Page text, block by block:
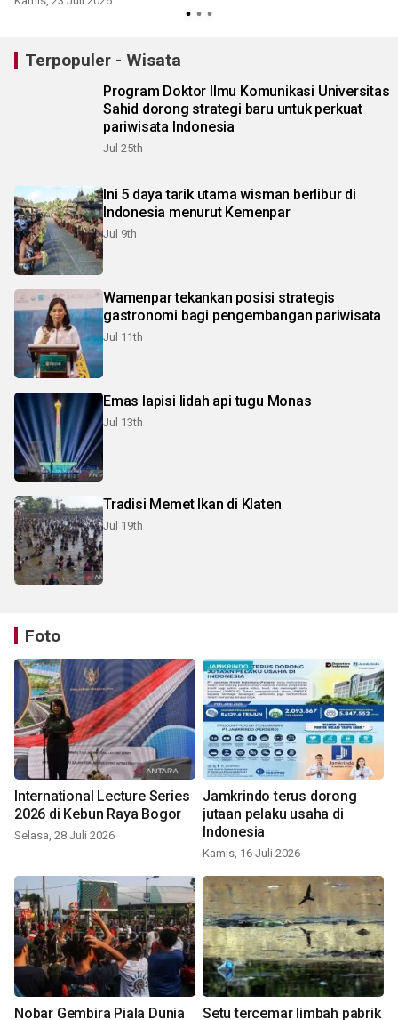
Terpopuler - Wisata
Program Doktor Ilmu Komunikasi Universitas
Sahid dorong strategi baru untuk perkuat
pariwisata Indonesia
Jul 25th
Ini 5 daya tarik utama wisman berlibur di
Indonesia menurut Kemenpar
Jul 9th
Wamenpar tekankan posisi strategis
gastronomi bagi pengembangan pariwisata
Jul 11th
Emas lapisi lidah api tugu Monas
Jul 13th
Tradisi Memet Ikan di Klaten
Jul 19th
Foto
International Lecture Series
2026 di Kebun Raya Bogor
Selasa, 28 Juli 2026
Jamkrindo terus dorong
jutaan pelaku usaha di
Indonesia
Kamis, 16 Juli 2026
Nobar Gembira Piala Dunia
Setu tercemar limbah pabrik